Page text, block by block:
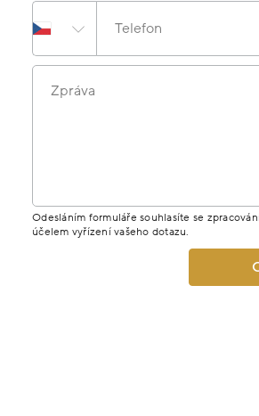
Telefon
Zpráva
Odesláním formuláře souhlasíte se
účelem vyřízení vašeho dotazu.